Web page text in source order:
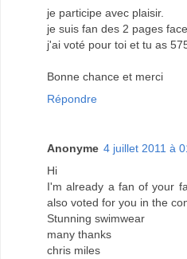
je participe avec plaisir.
je suis fan des 2 pages
j'ai voté pour toi et tu as
Bonne chance et merci
Répondre
Anonyme 4 juillet 2011 à
Hi
I'm already a fan of your
also voted for you in the
Stunning swimwear
many thanks
chris miles